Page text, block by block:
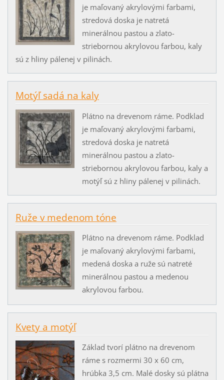
je maľovaný akrylovými farbami,
stredová doska je natretá
minerálnou pastou a zlato-
striebornou akrylovou farbou, kaly
sú z hliny pálenej v pilinách.
Motýľ sadá na kaly
Plátno na drevenom ráme. Podklad
je maľovaný akrylovými farbami,
stredová doska je natretá
minerálnou pastou a zlato-
striebornou akrylovou farbou, kaly a
motýľ sú z hliny pálenej v pilinách.
Ruže v medenom tóne
Plátno na drevenom ráme. Podklad
je maľovaný akrylovými farbami,
medená doska a ruže sú natreté
minerálnou pastou a medenou
akrylovou farbou.
Kvety a motýľ
Základ tvorí plátno na drevenom
ráme s rozmermi 30 x 60 cm,
hrúbka 3,5 cm. Malé dosky sú plátna